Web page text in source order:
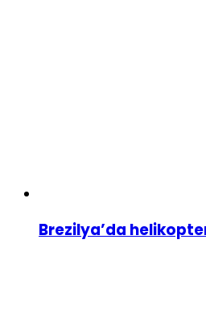
Brezilya’da